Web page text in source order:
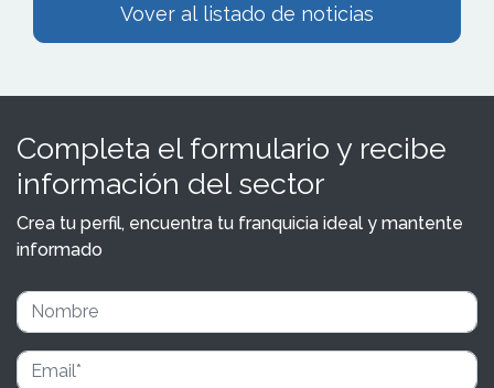
Vover al listado de noticias
Completa el formulario y recibe
información del sector
Crea tu perfil, encuentra tu franquicia ideal y mantente
informado